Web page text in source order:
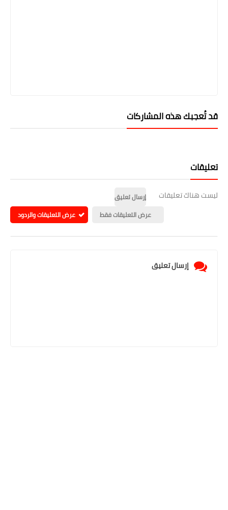
قد تُعجبك هذه المشاركات
تعليقات
ليست هناك تعليقات
إرسال تعليق
عرض التعليقات فقط
عرض التعليقات والردود
إرسال تعليق